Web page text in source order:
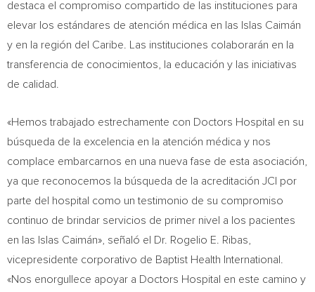
destaca el compromiso compartido de las instituciones para
elevar los estándares de atención médica en las Islas Caimán
y en la región del Caribe. Las instituciones colaborarán en la
transferencia de conocimientos, la educación y las iniciativas
de calidad.
«Hemos trabajado estrechamente con Doctors Hospital en su
búsqueda de la excelencia en la atención médica y nos
complace embarcarnos en una nueva fase de esta asociación,
ya que reconocemos la búsqueda de la acreditación JCI por
parte del hospital como un testimonio de su compromiso
continuo de brindar servicios de primer nivel a los pacientes
en las Islas Caimán», señaló el Dr. Rogelio E. Ribas
vicepresidente corporativo de Baptist Health International.
«Nos enorgullece apoyar a Doctors Hospital en este camino y